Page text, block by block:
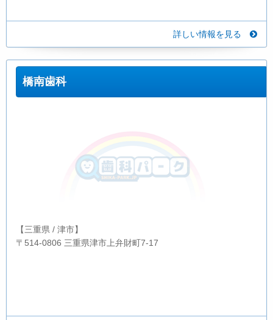
詳しい情報を見る
橋南歯科
【三重県 / 津市】
〒514-0806 三重県津市上弁財町7-17